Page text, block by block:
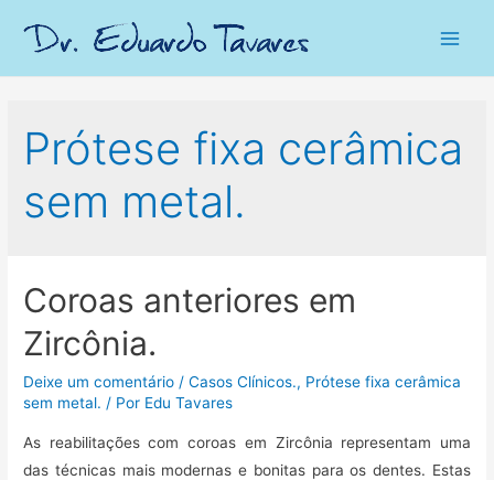
Prótese fixa cerâmica
sem metal.
Coroas anteriores em
Zircônia.
Deixe um comentário /Casos Clínicos., Prótese fixa cerâmica
sem metal. / Por Edu Tavares
As reabilitações com coroas em Zircônia representam uma
das técnicas mais modernas e bonitas para os dentes. Estas